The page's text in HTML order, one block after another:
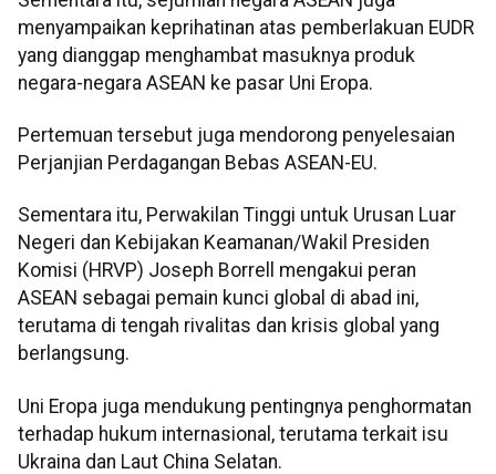
menyampaikan keprihatinan atas pemberlakuan EUDR
yang dianggap menghambat masuknya produk
negara-negara ASEAN ke pasar Uni Eropa.
Pertemuan tersebut juga mendorong penyelesaian
Perjanjian Perdagangan Bebas ASEAN-EU.
Sementara itu, Perwakilan Tinggi untuk Urusan Luar
Negeri dan Kebijakan Keamanan/Wakil Presiden
Komisi (HRVP) Joseph Borrell mengakui peran
ASEAN sebagai pemain kunci global di abad ini,
terutama di tengah rivalitas dan krisis global yang
berlangsung.
Uni Eropa juga mendukung pentingnya penghormatan
terhadap hukum internasional, terutama terkait isu
Ukraina dan Laut China Selatan.